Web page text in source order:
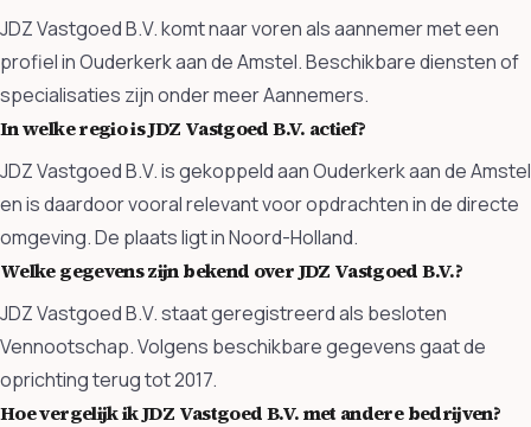
JDZ Vastgoed B.V. komt naar voren als aannemer met een
profiel in Ouderkerk aan de Amstel. Beschikbare diensten of
specialisaties zijn onder meer Aannemers.
In welke regio is JDZ Vastgoed B.V. actief?
JDZ Vastgoed B.V. is gekoppeld aan Ouderkerk aan de Amstel
en is daardoor vooral relevant voor opdrachten in de directe
omgeving. De plaats ligt in Noord-Holland.
Welke gegevens zijn bekend over JDZ Vastgoed B.V.?
JDZ Vastgoed B.V. staat geregistreerd als besloten
Vennootschap. Volgens beschikbare gegevens gaat de
oprichting terug tot 2017.
Hoe vergelijk ik JDZ Vastgoed B.V. met andere bedrijven?